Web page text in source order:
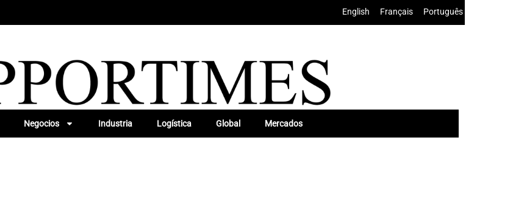
English Français Português
Negocios Industria Logística Global Mercados